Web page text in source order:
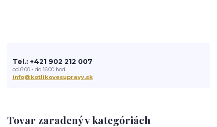
Tovar zaradený v kategóriách
Tel.: +421 902 212 007
od 8:00 - do 16:00 hod
info@kotlikovesupravy.sk